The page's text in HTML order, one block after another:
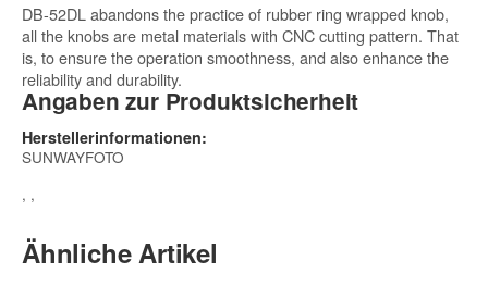
DB-52DL abandons the practice of rubber ring wrapped knob,
all the knobs are metal materials with CNC cutting pattern. That
is, to ensure the operation smoothness, and also enhance the
reliability and durability.
Angaben zur Produktsicherheit
Herstellerinformationen:
SUNWAYFOTO
, ,
Ähnliche Artikel